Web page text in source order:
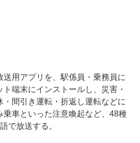
送用アプリを、駅係員・乗務員に
端末にインストールし、災害・
間引き運転・折返し運転などに
乗車といった注意喚起など、48種
で放送する。